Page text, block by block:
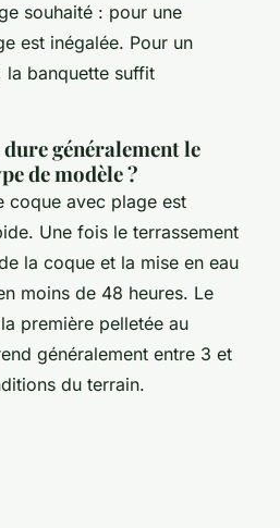
souhaité : pour une
est inégalée. Pour un
la banquette suffit
généralement le
de modèle ?
coque avec plage est
Une fois le terrassement
la coque et la mise en eau
moins de 48 heures. Le
première pelletée au
généralement entre 3 et
du terrain.